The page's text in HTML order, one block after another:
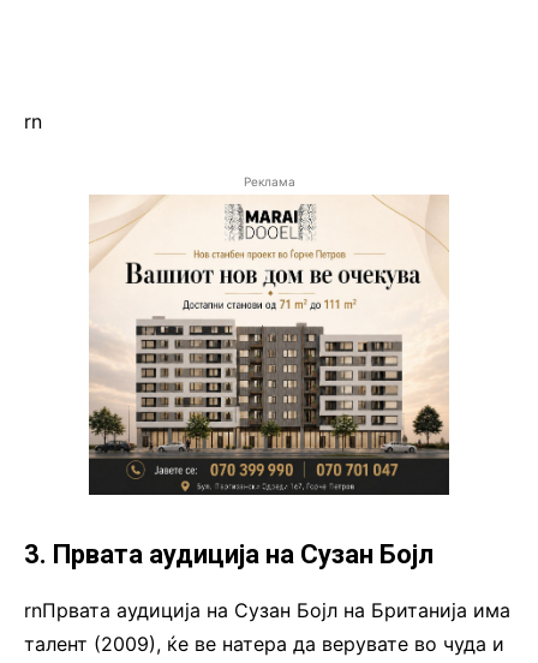
rn
Реклама
3. Првата аудиција на Сузан Бојл
rnПрвата аудиција на Сузан Бојл на Британија има
талент (2009), ќе ве натера да верувате во чуда и